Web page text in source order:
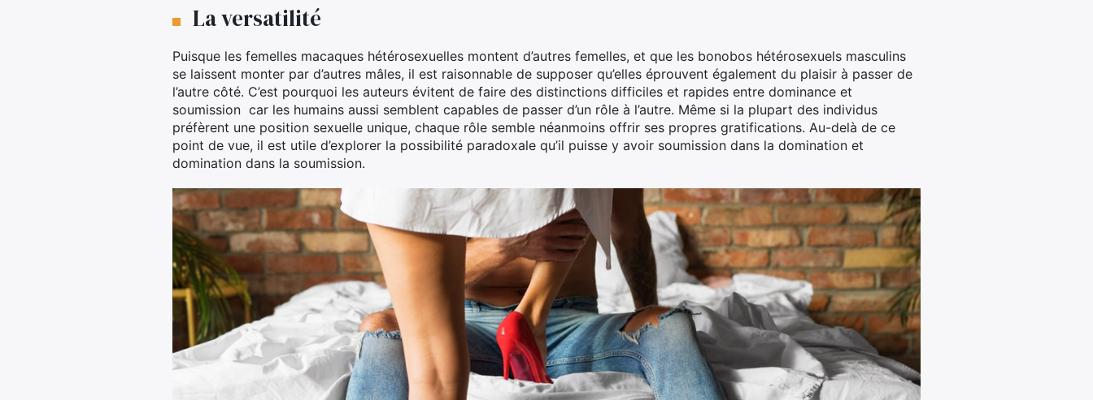
La versatilité
Puisque les femelles macaques hétérosexuelles montent d’autres femelles, et que les bonobos hétérosexuels masculins
se laissent monter par d’autres mâles, il est raisonnable de supposer qu’elles éprouvent également du plaisir à passer de
l’autre côté. C’est pourquoi les auteurs évitent de faire des distinctions difficiles et rapides entre dominance et
soumission car les humains aussi semblent capables de passer d’un rôle à l’autre. Même si la plupart des individus
préfèrent une position sexuelle unique, chaque rôle semble néanmoins offrir ses propres gratifications. Au-delà de ce
point de vue, il est utile d’explorer la possibilité paradoxale qu’il puisse y avoir soumission dans la domination et
domination dans la soumission.